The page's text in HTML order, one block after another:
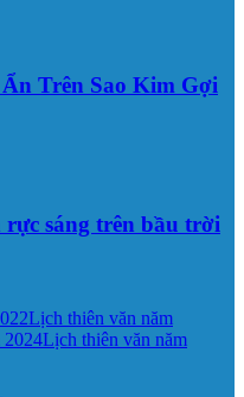
Trên Sao Kim Gợi
rực sáng trên bầu trời
Lịch thiên văn năm
2024Lịch thiên văn năm